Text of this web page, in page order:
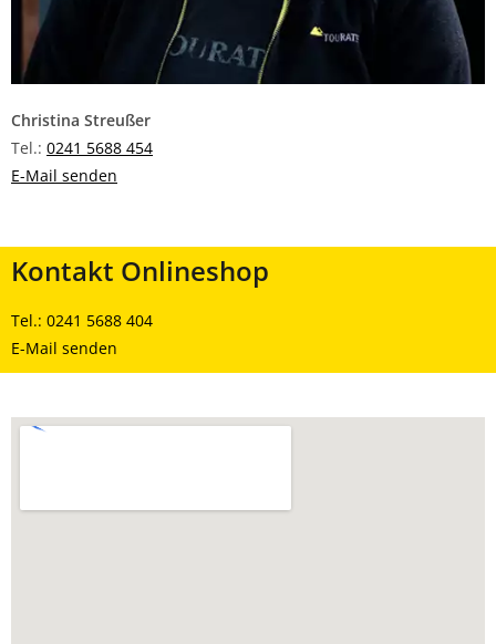
Christina Streußer
Tel.: 0241 5688 454
E-Mail senden
Kontakt Onlineshop
Tel.: 0241 5688 404
E-Mail senden